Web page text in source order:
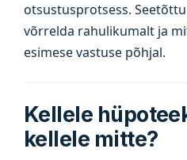
otsustusprotsess.
võrrelda rahulikumalt ja
esimese vastuse põhjal.
Kellele
kellele mitte?